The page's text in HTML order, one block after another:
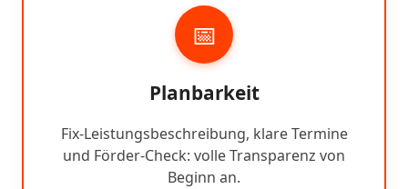
📅
Planbarkeit
Fix-Leistungsbeschreibung, klare Termine
und Förder-Check: volle Transparenz von
Beginn an.